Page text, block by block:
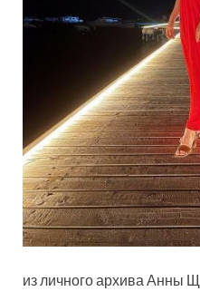
из личного архива Анны